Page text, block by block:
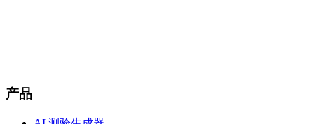
产品